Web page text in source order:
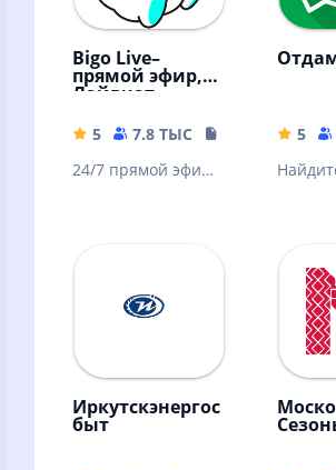
Bigo Live–
прямой эфир,
Лайвчат
5 7.8 ТЫС
85.96 MB
24/7 прямой эфир,
5
Иркутскэнергос
быт